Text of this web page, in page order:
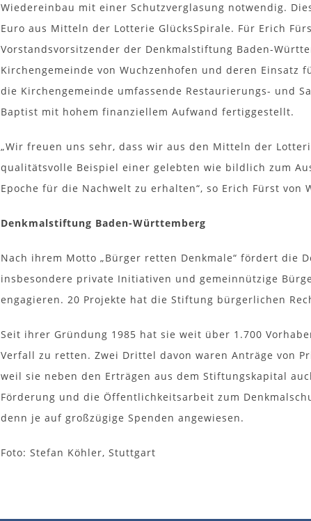
Wiedereinbau mit einer Schutzverglasung notwendig.
Euro aus Mitteln der Lotterie GlücksSpirale. Für Erich
Vorstandsvorsitzender der Denkmalstiftung Baden-
Kirchengemeinde von Wuchzenhofen und deren
die Kirchengemeinde umfassende Restaurierungs- und
Baptist mit hohem finanziellem Aufwand fertiggestellt.
„Wir freuen uns sehr, dass wir aus den Mitteln der
qualitätsvolle Beispiel einer gelebten wie bildlich zum
Epoche für die Nachwelt zu erhalten“, so Erich Fürst von
Denkmalstiftung Baden-Württemberg
Nach ihrem Motto „Bürger retten Denkmale“ fördert die
insbesondere private Initiativen und gemeinnützige
engagieren. 20 Projekte hat die Stiftung bürgerlichen
Seit ihrer Gründung 1985 hat sie weit über 1.700
Verfall zu retten. Zwei Drittel davon waren Anträge von
weil sie neben den Erträgen aus dem Stiftungskapital
Förderung und die Öffentlichkeitsarbeit zum
denn je auf großzügige Spenden angewiesen.
Foto: Stefan Köhler, Stuttgart